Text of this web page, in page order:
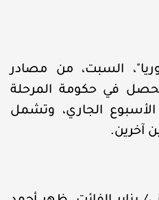
السبت، من مصادر
في حكومة المرحلة
الأسبوع الجاري، وتشمل
آخرين.